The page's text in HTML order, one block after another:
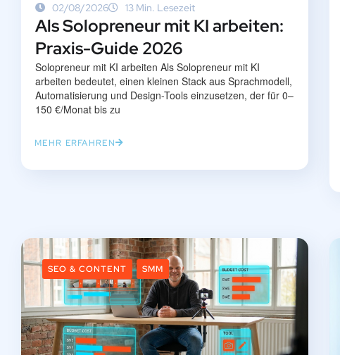
02/08/2026 13 Min. Lesezeit
Als Solopreneur mit KI arbeiten:
Praxis-Guide 2026
Solopreneur mit KI arbeiten Als Solopreneur mit KI
arbeiten bedeutet, einen kleinen Stack aus Sprachmodell,
Automatisierung und Design-Tools einzusetzen, der für 0–
150 €/Monat bis zu
MEHR ERFAHREN
SEO & CONTENT SMM